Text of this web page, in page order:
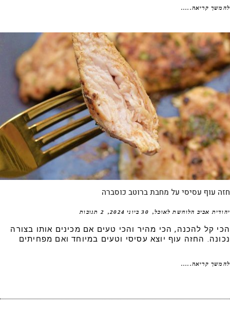
קריאה.....
עוף עסיסי על מחבת ברוטב כוסברה
אביב הלוחשת לאוכל 30 ביוני 2024 2 תגובות
קל להכנה, הכי מהיר והכי טעים אם מכינים אותו בצורה
החזה עוף יוצא עסיסי וטעים במיוחד ואם מפחיתים
קריאה.....